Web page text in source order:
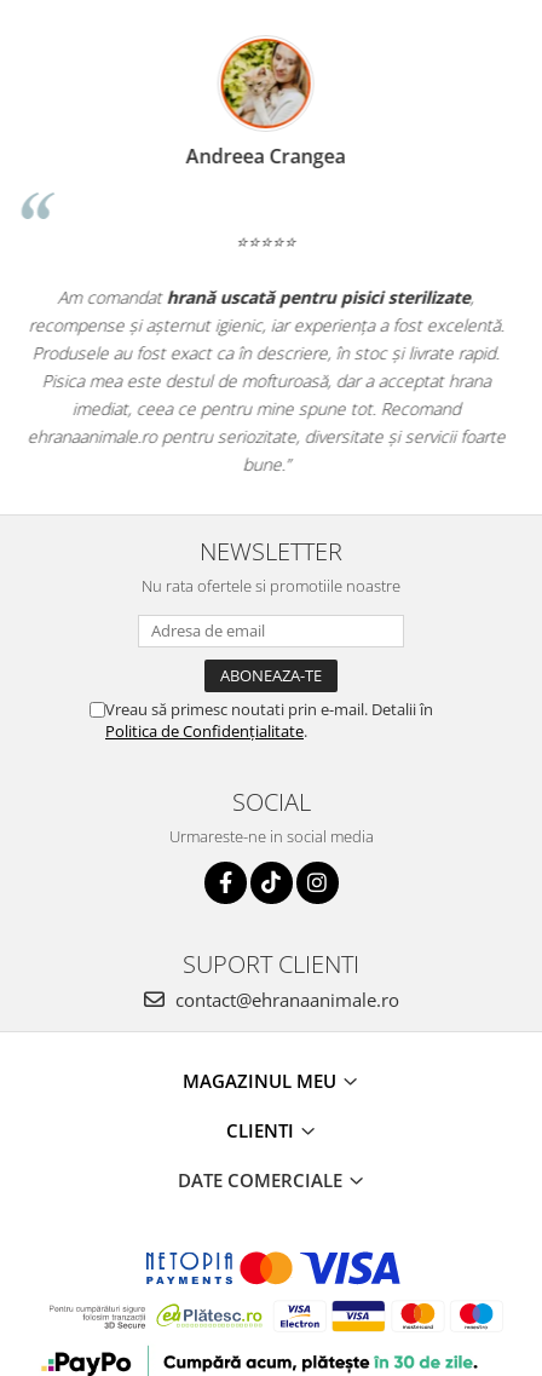
Madalina Stancea
⭐⭐⭐⭐⭐
Apreciez foarte mult faptul că peehranaanimale.rogăsesc nu
doar hrană, ci și produse dinfarmacia veterinară:
antiparazitare, suplimente și soluții de îngrijire. Este foarte
comod să pot comanda tot ce am nevoie pentru animalul meu
dintr-un singur loc. Livrarea a fost rapidă, iar produsele au fost
originale și în termen. Magazin serios, bine organizat și foarte util
pentru orice stăpân de animale.
NEWSLETTER
Nu rata ofertele si promotiile noastre
Vreau să primesc noutati prin e-mail. Detalii în
Politica de Confidențialitate.
SOCIAL
Urmareste-ne in social media
SUPORT CLIENTI
contact@ehranaanimale.ro
MAGAZINUL MEU
CLIENTI
DATE COMERCIALE